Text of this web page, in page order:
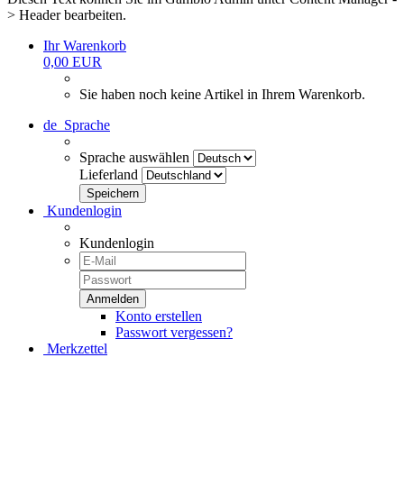
> Header bearbeiten.
Ihr Warenkorb
0,00 EUR
Sie haben noch keine Artikel in Ihrem Warenkorb.
de Sprache
Sprache auswählen
Lieferland
Kundenlogin
Kundenlogin
Konto erstellen
Passwort vergessen?
Merkzettel